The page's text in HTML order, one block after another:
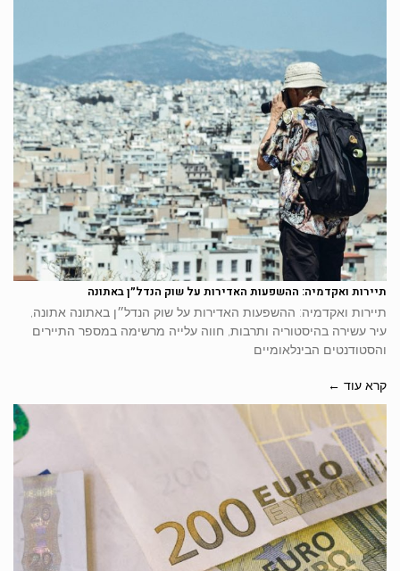
תיירות ואקדמיה: ההשפעות האדירות על שוק הנדל״ן באתונה
תיירות ואקדמיה: ההשפעות האדירות על שוק הנדל״ן באתונה אתונה,
עיר עשירה בהיסטוריה ותרבות, חווה עלייה מרשימה במספר התיירים
והסטודנטים הבינלאומיים
קרא עוד ←